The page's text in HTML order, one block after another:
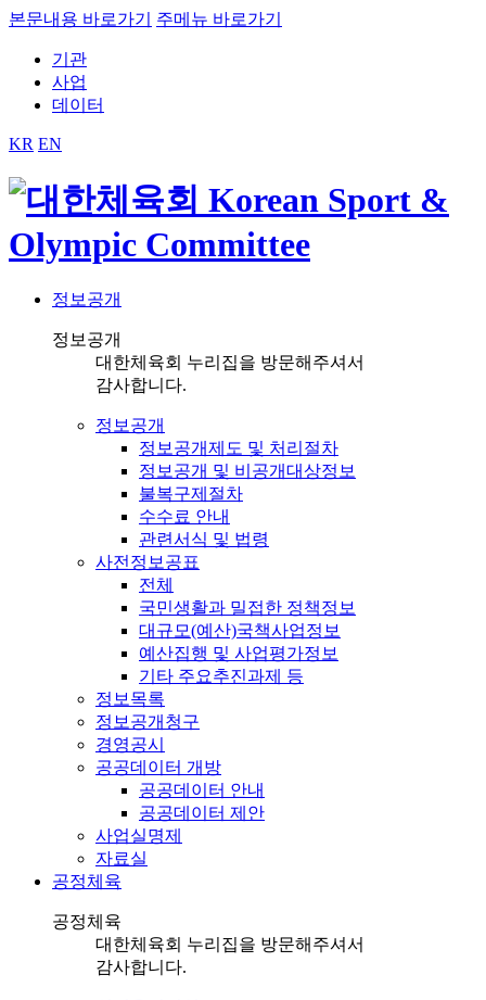
본문내용 바로가기 주메뉴 바로가기
기관
사업
데이터
KR EN
정보공개
정보공개
대한체육회 누리집을 방문해주셔서
감사합니다.
정보공개
정보공개제도 및 처리절차
정보공개 및 비공개대상정보
불복구제절차
수수료 안내
관련서식 및 법령
사전정보공표
전체
국민생활과 밀접한 정책정보
대규모(예산)국책사업정보
예산집행 및 사업평가정보
기타 주요추진과제 등
정보목록
정보공개청구
경영공시
공공데이터 개방
공공데이터 안내
공공데이터 제안
사업실명제
자료실
공정체육
공정체육
대한체육회 누리집을 방문해주셔서
감사합니다.